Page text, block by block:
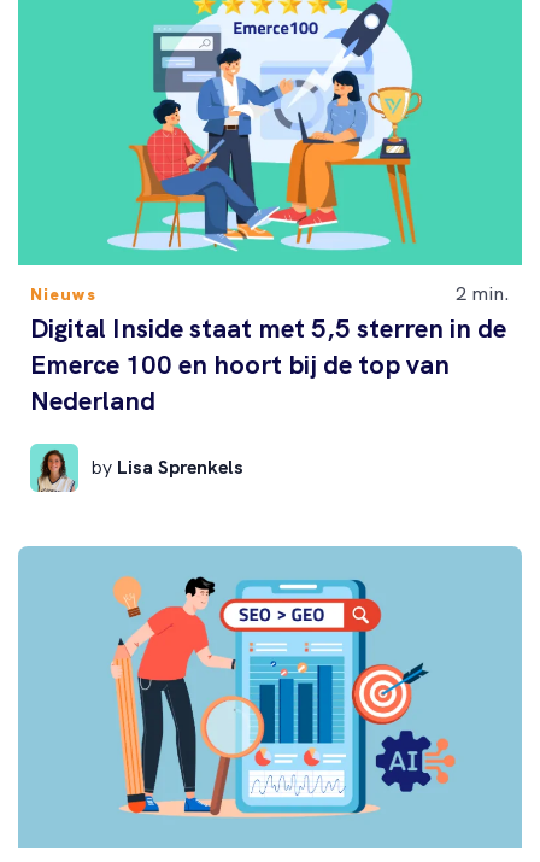
Nieuws 2 min.
Digital Inside staat met 5,5 sterren in de
Emerce 100 en hoort bij de top van
Nederland
by Lisa Sprenkels